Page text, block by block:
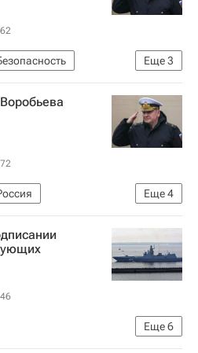
Еще3
Россия
Еще4
сил РФ
Генеральный штаб Вооруженных сил Российской Федерации
Еще6